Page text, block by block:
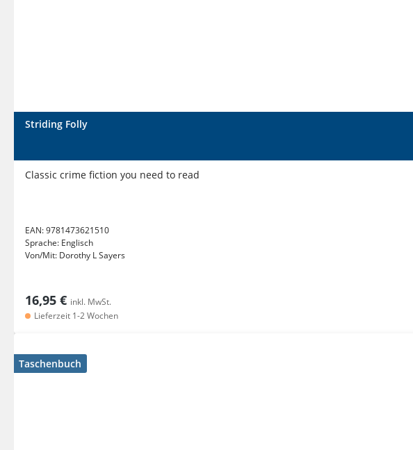
Striding Folly
Classic crime fiction you need to read
EAN:9781473621510
Sprache: Englisch
Von/Mit: Dorothy L Sayers
16,95 € inkl. MwSt.
Lieferzeit 1-2 Wochen
Taschenbuch